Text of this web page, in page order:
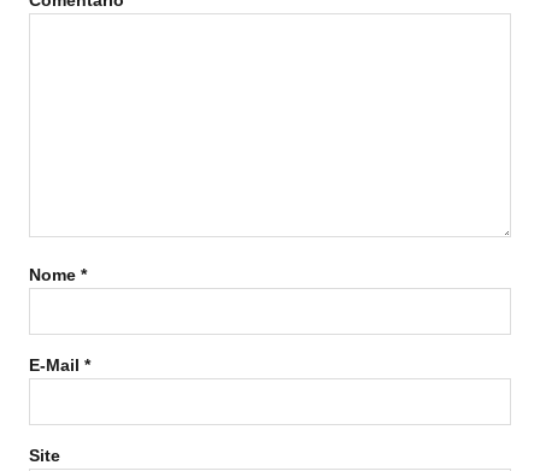
Nome *
E-Mail *
Site